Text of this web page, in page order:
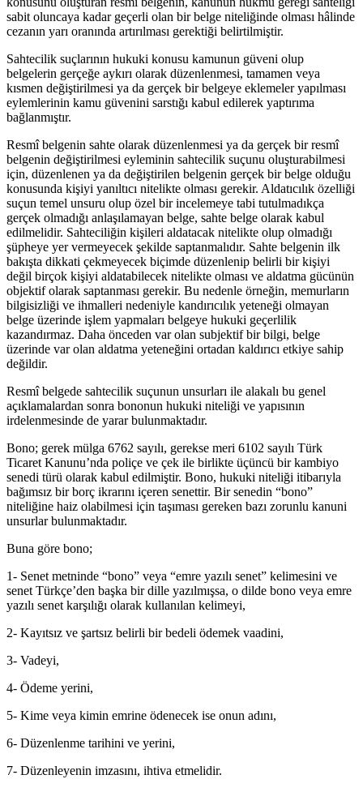
sabit oluncaya kadar geçerli olan bir belge niteliğinde olması hâlinde
cezanın yarı oranında artırılması gerektiği belirtilmiştir.
Sahtecilik suçlarının hukuki konusu kamunun güveni olup
belgelerin gerçeğe aykırı olarak düzenlenmesi, tamamen veya
kısmen değiştirilmesi ya da gerçek bir belgeye eklemeler yapılması
eylemlerinin kamu güvenini sarstığı kabul edilerek yaptırıma
bağlanmıştır.
Resmî belgenin sahte olarak düzenlenmesi ya da gerçek bir resmî
belgenin değiştirilmesi eyleminin sahtecilik suçunu oluşturabilmesi
için, düzenlenen ya da değiştirilen belgenin gerçek bir belge olduğu
konusunda kişiyi yanıltıcı nitelikte olması gerekir. Aldatıcılık özelliği
suçun temel unsuru olup özel bir incelemeye tabi tutulmadıkça
gerçek olmadığı anlaşılamayan belge, sahte belge olarak kabul
edilmelidir. Sahteciliğin kişileri aldatacak nitelikte olup olmadığı
şüpheye yer vermeyecek şekilde saptanmalıdır. Sahte belgenin ilk
bakışta dikkati çekmeyecek biçimde düzenlenip belirli bir kişiyi
değil birçok kişiyi aldatabilecek nitelikte olması ve aldatma gücünün
objektif olarak saptanması gerekir. Bu nedenle örneğin, memurların
bilgisizliği ve ihmalleri nedeniyle kandırıcılık yeteneği olmayan
belge üzerinde işlem yapmaları belgeye hukuki geçerlilik
kazandırmaz. Daha önceden var olan subjektif bir bilgi, belge
üzerinde var olan aldatma yeteneğini ortadan kaldırıcı etkiye sahip
değildir.
Resmî belgede sahtecilik suçunun unsurları ile alakalı bu genel
açıklamalardan sonra bononun hukuki niteliği ve yapısının
irdelenmesinde de yarar bulunmaktadır.
Bono; gerek mülga 6762 sayılı, gerekse meri 6102 sayılı Türk
Ticaret Kanunu’nda poliçe ve çek ile birlikte üçüncü bir kambiyo
senedi türü olarak kabul edilmiştir. Bono, hukuki niteliği itibarıyla
bağımsız bir borç ikrarını içeren senettir. Bir senedin “bono”
niteliğine haiz olabilmesi için taşıması gereken bazı zorunlu kanuni
unsurlar bulunmaktadır.
Buna göre bono;
1- Senet metninde “bono” veya “emre yazılı senet” kelimesini ve
senet Türkçe’den başka bir dille yazılmışsa, o dilde bono veya emre
yazılı senet karşılığı olarak kullanılan kelimeyi,
2- Kayıtsız ve şartsız belirli bir bedeli ödemek vaadini,
3- Vadeyi,
4- Ödeme yerini,
5- Kime veya kimin emrine ödenecek ise onun adını,
6- Düzenlenme tarihini ve yerini,
7- Düzenleyenin imzasını, ihtiva etmelidir.